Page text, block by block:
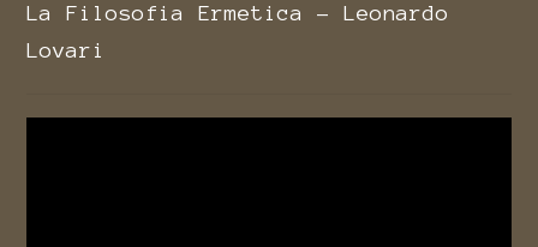
La Filosofia Ermetica - Leonardo
Lovari